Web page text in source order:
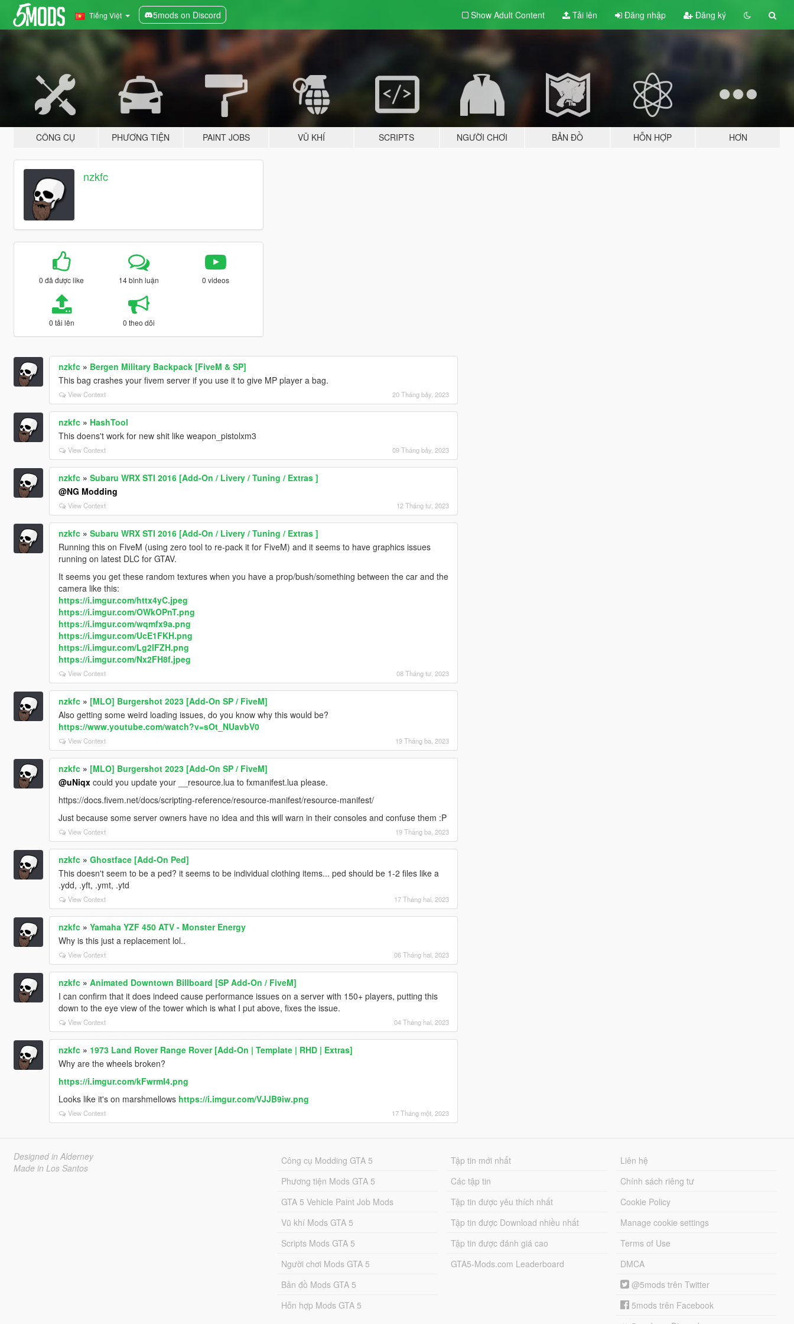
Tiếng Việt 5mods on Discord Show Adult Content Tải lên Đăng nhập Đăng ký
CÔNG CỤ PHƯƠNG TIỆN PAINT JOBS VŨ KHÍ SCRIPTS NGƯỜI CHƠI BẢN ĐỒ HỖN HỢP HƠN
nzkfc
0 đã được like 14 bình luận 0 videos
0 tải lên 0 theo dõi
nzkfc» Bergen Military Backpack [FiveM & SP]
This bag crashes your fivem server if you use it to give MP player a bag.
View Context 20 Tháng bảy, 2023
nzkfc» HashTool
This doens't work for new shit like weapon_pistolxm3
View Context 09 Tháng bảy, 2023
nzkfc» Subaru WRX STI 2016 [Add-On / Livery / Tuning / Extras ]
@NG Modding
View Context 12 Tháng tư, 2023
nzkfc» Subaru WRX STI 2016 [Add-On / Livery / Tuning / Extras ]
Running this on FiveM (using zero tool to re-pack it for FiveM) and it seems to have graphics issues
running on latest DLC for GTAV.
It seems you get these random textures when you have a prop/bush/something between the car and the
camera like this:
https://i.imgur.com/httx4yC.jpeg
https://i.imgur.com/OWkOPnT.png
https://i.imgur.com/wqmfx9a.png
https://i.imgur.com/UcE1FKH.png
https://i.imgur.com/Lg2lFZH.png
https://i.imgur.com/Nx2FH8f.jpeg
View Context 08 Tháng tư, 2023
nzkfc» [MLO] Burgershot 2023 [Add-On SP / FiveM]
Also getting some weird loading issues, do you know why this would be?
https://www.youtube.com/watch?v=sOt_NUavbV0
View Context 19 Tháng ba, 2023
nzkfc» [MLO] Burgershot 2023 [Add-On SP / FiveM]
@uNiqxcould you update your __resource.lua to fxmanifest.lua please.
https://docs.fivem.net/docs/scripting-reference/resource-manifest/resource-manifest/
Just because some server owners have no idea and this will warn in their consoles and confuse them :P
View Context 19 Tháng ba, 2023
nzkfc» Ghostface [Add-On Ped]
This doesn't seem to be a ped? it seems to be individual clothing items... ped should be 1-2 files like a
.ydd, .yft, .ymt, .ytd
View Context 17 Tháng hai, 2023
nzkfc» Yamaha YZF 450 ATV - Monster Energy
Why is this just a replacement lol..
View Context 06 Tháng hai, 2023
nzkfc» Animated Downtown Billboard [SP Add-On / FiveM]
I can confirm that it does indeed cause performance issues on a server with 150+ players, putting this
down to the eye view of the tower which is what I put above, fixes the issue.
View Context 04 Tháng hai, 2023
nzkfc» 1973 Land Rover Range Rover [Add-On | Template | RHD | Extras]
Why are the wheels broken?
https://i.imgur.com/kFwrmI4.png
Looks like it's on marshmellows https://i.imgur.com/VJJB9iw.png
View Context 17 Tháng một, 2023
Designed in Alderney
Made in Los Santos
Công cụ Modding GTA 5
Phương tiện Mods GTA 5
GTA 5 Vehicle Paint Job Mods
Vũ khí Mods GTA 5
Scripts Mods GTA 5
Người chơi Mods GTA 5
Bản đồ Mods GTA 5
Hỗn hợp Mods GTA 5
Tập tin mới nhất
Các tập tin
Tập tin được yêu thích nhất
Tập tin được Download nhiều nhất
Tập tin được đánh giá cao
GTA5-Mods.com Leaderboard
Liên hệ
Chính sách riêng tư
Cookie Policy
Manage cookie settings
Terms of Use
DMCA
@5mods trên Twitter
5mods trên Facebook